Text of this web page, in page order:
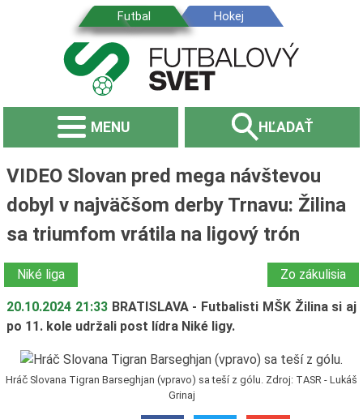
MENU HĽADAŤ
VIDEO Slovan pred mega návštevou
dobyl v najväčšom derby Trnavu: Žilina
sa triumfom vrátila na ligový trón
Niké liga Zo zákulisia
20.10.2024 21:33 BRATISLAVA - Futbalisti MŠK Žilina si aj
po 11. kole udržali post lídra Niké ligy.
Hráč Slovana Tigran Barseghjan (vpravo) sa teší z gólu. Zdroj: TASR - Lukáš
Grinaj